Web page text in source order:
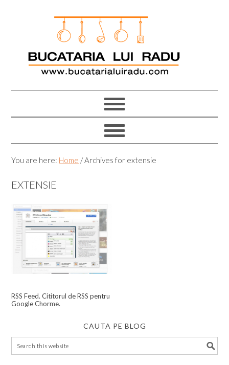
You are here: Home /Archives for extensie
EXTENSIE
RSS Feed. Cititorul de RSS pentru
Google Chorme.
CAUTA PE BLOG